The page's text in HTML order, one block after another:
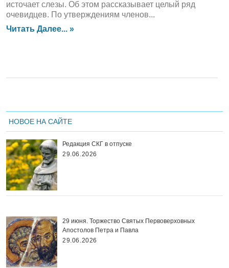
источает слезы. Об этом рассказывает целый ряд
очевидцев. По утверждениям членов...
Читать Далее... »
НОВОЕ НА САЙТЕ
Редакция СКГ в отпуске
29.06.2026
29 июня. Торжество Святых Первоверховных
Апостолов Петра и Павла
29.06.2026